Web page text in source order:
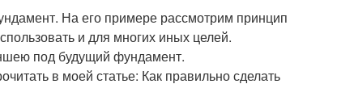
На его примере рассмотрим принцип
и для многих иных целей.
под будущий фундамент.
в моей статье: Как правильно сделать